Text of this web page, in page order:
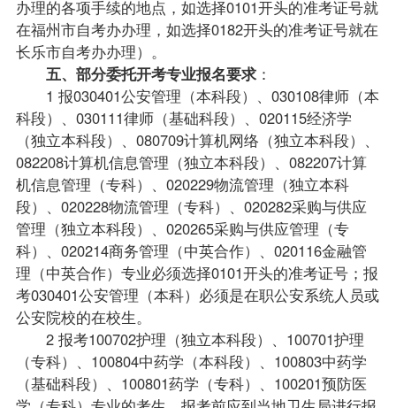
办理的各项手续的地点，如选择0101开头的准考证号就
在福州市自考办办理，如选择0182开头的准考证号就在
长乐市自考办办理）。
五、部分委托开考专业报名要求：
1 报030401公安管理（本科段）、030108律师（本
科段） 、030111律师（基础科段） 、020115经济学
（独立本科段）、080709计算机网络（独立本科段）、
082208计算机信息管理（独立本科段）、082207计算
机信息管理（专科） 、020229物流管理（独立本科
段）、020228物流管理（专科）、020282采购与供应
管理（独立本科段）、020265采购与供应管理（专
科）、020214商务管理（中英合作）、020116金融管
理（中英合作）专业必须选择0101开头的准考证号；报
考030401公安管理（本科）必须是在职公安系统人员或
公安院校的在校生。
2 报考100702护理（独立本科段）、100701护理
（专科）、100804中药学（本科段）、100803中药学
（基础科段）、100801药学（专科）、100201预防医